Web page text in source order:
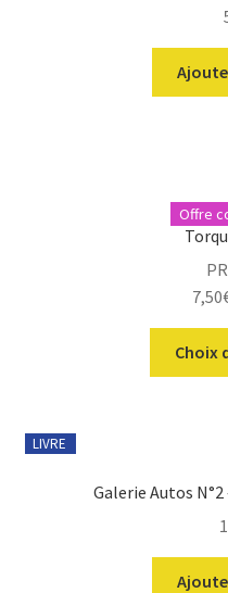
Offre
7,50
Choix
LIVRE
Galerie Autos